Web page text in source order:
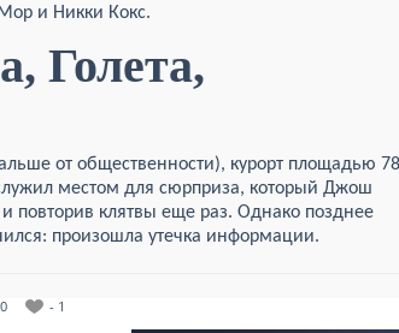
и Никки Кокс.
Голета,
от общественности), курорт площадью 78
местом для сюрприза, который Джош
повторив клятвы еще раз. Однако позднее
произошла утечка информации.
- 1